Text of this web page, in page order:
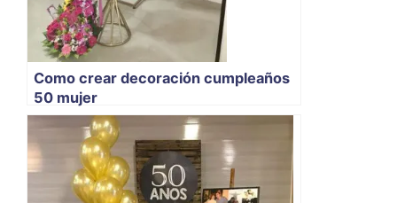
Como crear decoración cumpleaños
50 mujer